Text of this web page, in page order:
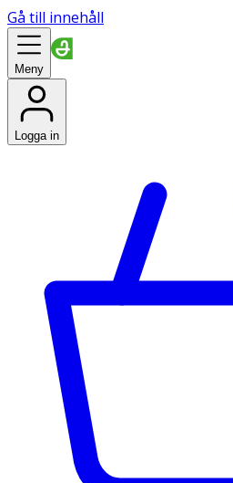
Gå till innehåll
Meny
Logga in